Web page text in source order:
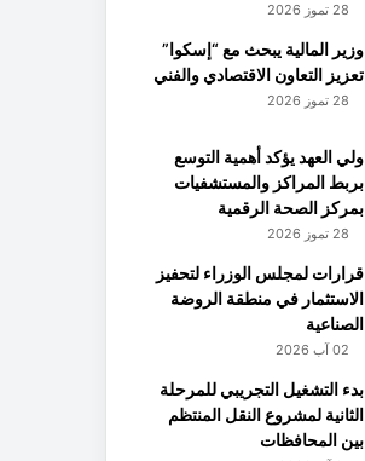
28 تموز 2026
وزير المالية يبحث مع “إسكوا”
تعزيز التعاون الاقتصادي والفني
28 تموز 2026
ولي العهد يؤكد أهمية التوسع
بربط المراكز والمستشفيات
بمركز الصحة الرقمية
28 تموز 2026
قرارات لمجلس الوزراء لتحفيز
الاستثمار في منطقة الروضة
الصناعية
02 آب 2026
بدء التشغيل التجريبي للمرحلة
الثانية لمشروع النقل المنتظم
بين المحافظات